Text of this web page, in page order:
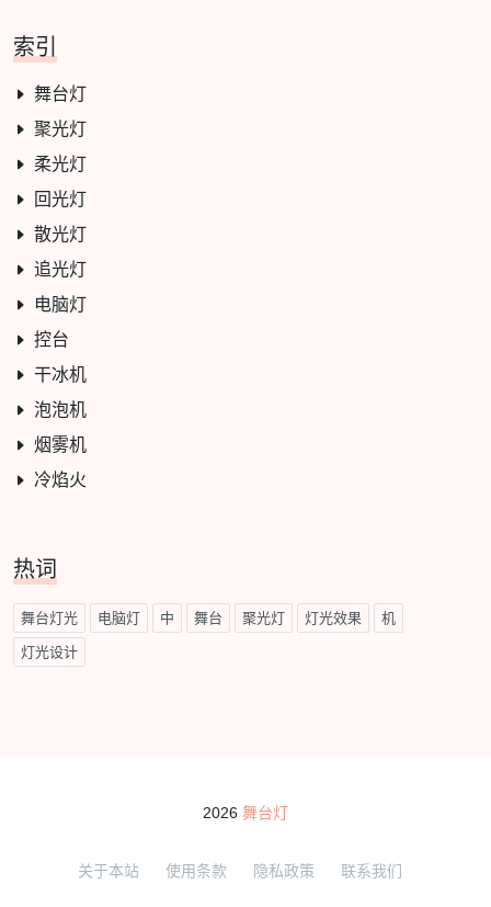
索引
舞台灯
聚光灯
柔光灯
回光灯
散光灯
追光灯
电脑灯
控台
干冰机
泡泡机
烟雾机
冷焰火
热词
舞台灯光 电脑灯 中 舞台 聚光灯 灯光效果 机
灯光设计
2026 舞台灯
关于本站 使用条款 隐私政策 联系我们